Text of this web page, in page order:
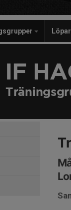
IF